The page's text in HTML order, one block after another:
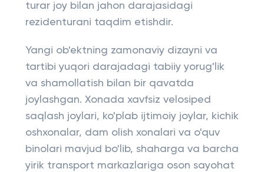
turar joy bilan jahon darajasidagi
rezidenturani taqdim etishdir.
Yangi ob'ektning zamonaviy dizayni va
tartibi yuqori darajadagi tabiiy yorug'lik
va shamollatish bilan bir qavatda
joylashgan. Xonada xavfsiz velosiped
saqlash joylari, ko'plab ijtimoiy joylar, kichik
oshxonalar, dam olish xonalari va o'quv
binolari mavjud bo'lib, shaharga va barcha
yirik transport markazlariga oson sayohat